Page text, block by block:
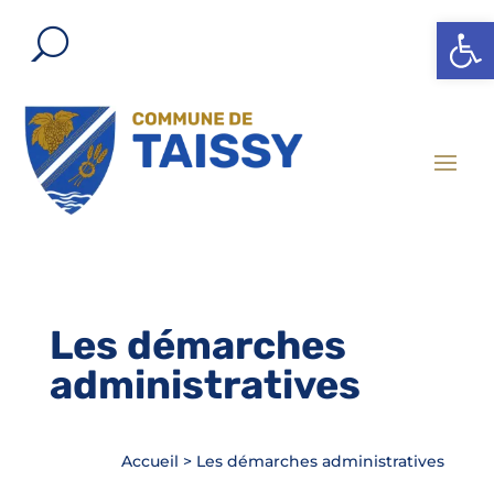
Ouvrir
Les démarches
administratives
Accueil > Les démarches administratives